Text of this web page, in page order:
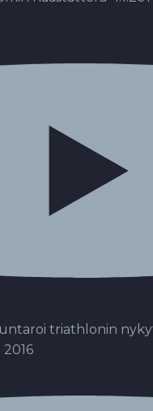
triathlonin